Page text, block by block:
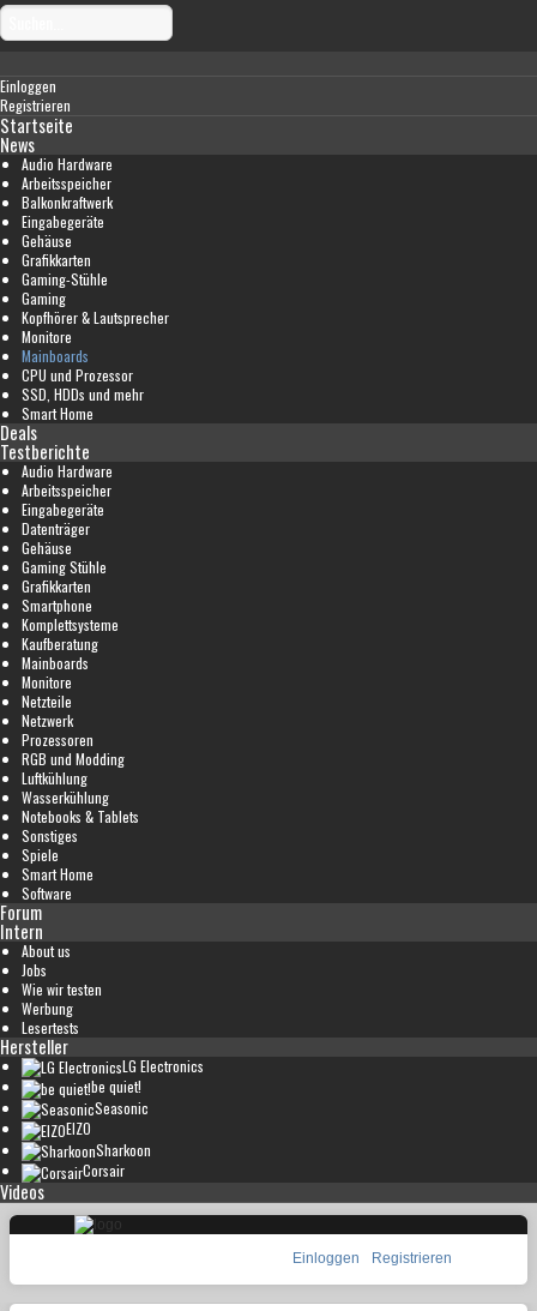
Einloggen
Registrieren
Startseite
News
Audio Hardware
Arbeitsspeicher
Balkonkraftwerk
Eingabegeräte
Gehäuse
Grafikkarten
Gaming-Stühle
Gaming
Kopfhörer & Lautsprecher
Monitore
Mainboards
CPU und Prozessor
SSD, HDDs und mehr
Smart Home
Deals
Testberichte
Audio Hardware
Arbeitsspeicher
Eingabegeräte
Datenträger
Gehäuse
Gaming Stühle
Grafikkarten
Smartphone
Komplettsysteme
Kaufberatung
Mainboards
Monitore
Netzteile
Netzwerk
Prozessoren
RGB und Modding
Luftkühlung
Wasserkühlung
Notebooks & Tablets
Sonstiges
Spiele
Smart Home
Software
Forum
Intern
About us
Jobs
Wie wir testen
Werbung
Lesertests
Hersteller
LG Electronics
be quiet!
Seasonic
EIZO
Sharkoon
Corsair
Videos
Einloggen Registrieren